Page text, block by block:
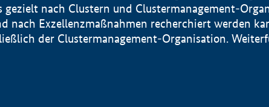
nach Clustern und Clustermanagement-
nach Exzellenzmaßnahmen recherchiert werden
der Clustermanagement-Organisation.